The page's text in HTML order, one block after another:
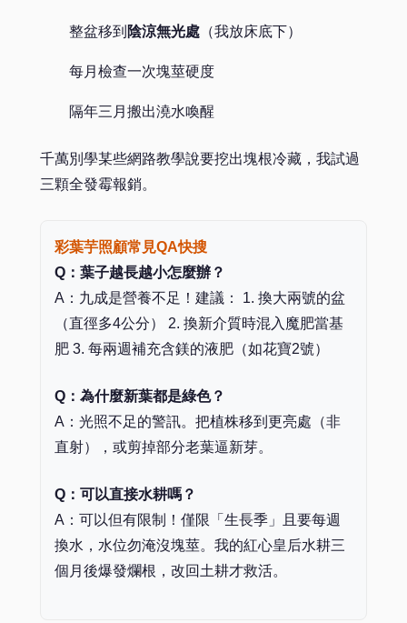
整盆移到 陰涼無光處 （我放床底下）
每月檢查一次塊莖硬度
隔年三月搬出澆水喚醒
千萬別學某些網路教學說要挖出塊根冷藏，我試過
三顆全發霉報銷。
彩葉芋照顧常見QA快搜
Q：葉子越長越小怎麼辦？
A：九成是營養不足！建議： 1. 換大兩號的盆
（直徑多4公分） 2. 換新介質時混入魔肥當基
肥 3. 每兩週補充含鎂的液肥（如花寶2號）
Q：為什麼新葉都是綠色？
A：光照不足的警訊。把植株移到更亮處（非
直射），或剪掉部分老葉逼新芽。
Q：可以直接水耕嗎？
A：可以但有限制！僅限「生長季」且要每週
換水，水位勿淹沒塊莖。我的紅心皇后水耕三
個月後爆發爛根，改回土耕才救活。